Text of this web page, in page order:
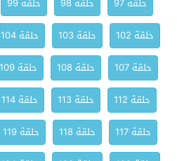
حلقة 102
حلقة 103 حلقة 104
حلقة 107
حلقة 108 حلقة 109
حلقة 112
حلقة 113 حلقة 114
حلقة 117
حلقة 118 حلقة 119